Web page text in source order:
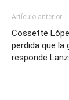
Artículo anterior
Cossette
perdida que la
responde